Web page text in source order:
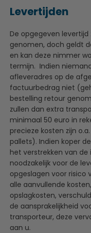
Levertijden
De opgegeven
genomen, doch geldt
en kan deze nimmer
termijn. Indien
afleveradres op de
factuurbedrag niet
bestelling retour
zullen dan extra
minimaal 50 euro in
precieze kosten zijn
pallets). Indien koper
het verstrekken van
noodzakelijk voor de
opgeslagen voor risico
alle aanvullende
opslagkosten,
de aansprakelijkheid
transporteur, deze
aan u.